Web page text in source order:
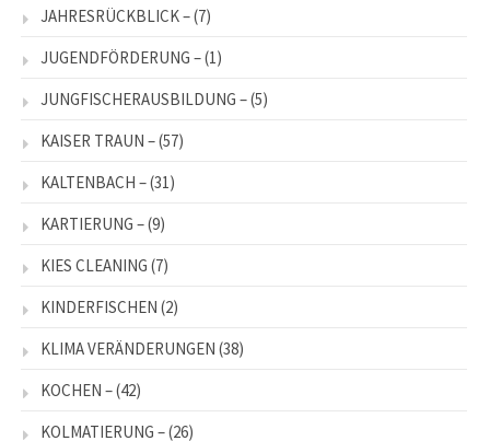
JAHRESRÜCKBLICK –(7)
JUGENDFÖRDERUNG –(1)
JUNGFISCHERAUSBILDUNG –(5)
KAISER TRAUN –(57)
KALTENBACH –(31)
KARTIERUNG –(9)
KIES CLEANING (7)
KINDERFISCHEN (2)
KLIMA VERÄNDERUNGEN (38)
KOCHEN –(42)
KOLMATIERUNG –(26)